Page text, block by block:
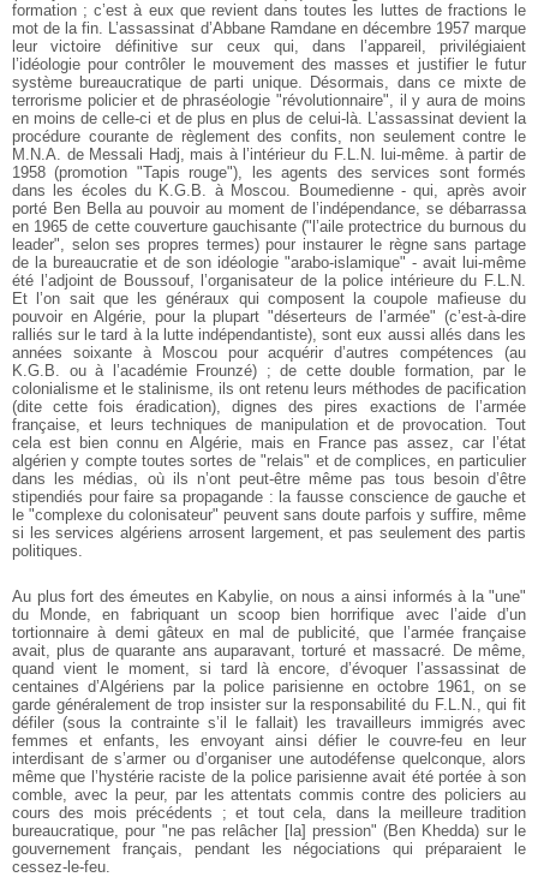
formation ; c’est à eux que revient dans toutes les luttes de fractions le
mot de la fin. L’assassinat d’Abbane Ramdane en décembre 1957 marque
leur victoire définitive sur ceux qui, dans l’appareil, privilégiaient
l’idéologie pour contrôler le mouvement des masses et justifier le futur
système bureaucratique de parti unique. Désormais, dans ce mixte de
terrorisme policier et de phraséologie "révolutionnaire", il y aura de moins
en moins de celle-ci et de plus en plus de celui-là. L’assassinat devient la
procédure courante de règlement des confits, non seulement contre le
M.N.A. de Messali Hadj, mais à l’intérieur du F.L.N. lui-même. à partir de
1958 (promotion "Tapis rouge"), les agents des services sont formés
dans les écoles du K.G.B. à Moscou. Boumedienne - qui, après avoir
porté Ben Bella au pouvoir au moment de l’indépendance, se débarrassa
en 1965 de cette couverture gauchisante ("l’aile protectrice du burnous du
leader", selon ses propres termes) pour instaurer le règne sans partage
de la bureaucratie et de son idéologie "arabo-islamique" - avait lui-même
été l’adjoint de Boussouf, l’organisateur de la police intérieure du F.L.N.
Et l’on sait que les généraux qui composent la coupole mafieuse du
pouvoir en Algérie, pour la plupart "déserteurs de l’armée" (c’est-à-dire
ralliés sur le tard à la lutte indépendantiste), sont eux aussi allés dans les
années soixante à Moscou pour acquérir d’autres compétences (au
K.G.B. ou à l’académie Frounzé) ; de cette double formation, par le
colonialisme et le stalinisme, ils ont retenu leurs méthodes de pacification
(dite cette fois éradication), dignes des pires exactions de l’armée
française, et leurs techniques de manipulation et de provocation. Tout
cela est bien connu en Algérie, mais en France pas assez, car l’état
algérien y compte toutes sortes de "relais" et de complices, en particulier
dans les médias, où ils n’ont peut-être même pas tous besoin d’être
stipendiés pour faire sa propagande : la fausse conscience de gauche et
le "complexe du colonisateur" peuvent sans doute parfois y suffire, même
si les services algériens arrosent largement, et pas seulement des partis
politiques.
Au plus fort des émeutes en Kabylie, on nous a ainsi informés à la "une"
du Monde, en fabriquant un scoop bien horrifique avec l’aide d’un
tortionnaire à demi gâteux en mal de publicité, que l’armée française
avait, plus de quarante ans auparavant, torturé et massacré. De même,
quand vient le moment, si tard là encore, d’évoquer l’assassinat de
centaines d’Algériens par la police parisienne en octobre 1961, on se
garde généralement de trop insister sur la responsabilité du F.L.N., qui fit
défiler (sous la contrainte s’il le fallait) les travailleurs immigrés avec
femmes et enfants, les envoyant ainsi défier le couvre-feu en leur
interdisant de s’armer ou d’organiser une autodéfense quelconque, alors
même que l’hystérie raciste de la police parisienne avait été portée à son
comble, avec la peur, par les attentats commis contre des policiers au
cours des mois précédents ; et tout cela, dans la meilleure tradition
bureaucratique, pour "ne pas relâcher [la] pression" (Ben Khedda) sur le
gouvernement français, pendant les négociations qui préparaient le
cessez-le-feu.